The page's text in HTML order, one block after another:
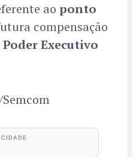
ao ponto
compensação
Poder Executivo